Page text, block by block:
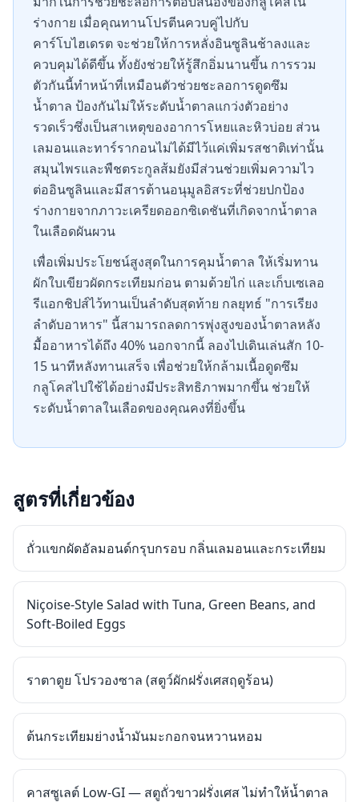
ร่างกาย เมื่อคุณทานโปรตีนควบคู่ไปกับ
คาร์โบไฮเดรต จะช่วยให้การหลั่งอินซูลินช้าลงและ
ควบคุมได้ดีขึ้น ทั้งยังช่วยให้รู้สึกอิ่มนานขึ้น การรวม
ตัวกันนี้ทำหน้าที่เหมือนตัวช่วยชะลอการดูดซึม
น้ำตาล ป้องกันไม่ให้ระดับน้ำตาลแกว่งตัวอย่าง
รวดเร็วซึ่งเป็นสาเหตุของอาการโหยและหิวบ่อย ส่วน
เลมอนและทาร์รากอนไม่ได้มีไว้แค่เพิ่มรสชาติเท่านั้น
สมุนไพรและพืชตระกูลส้มยังมีส่วนช่วยเพิ่มความไว
ต่ออินซูลินและมีสารต้านอนุมูลอิสระที่ช่วยปกป้อง
ร่างกายจากภาวะเครียดออกซิเดชันที่เกิดจากน้ำตาล
ในเลือดผันผวน
เพื่อเพิ่มประโยชน์สูงสุดในการคุมน้ำตาล ให้เริ่มทาน
ผักใบเขียวผัดกระเทียมก่อน ตามด้วยไก่ และเก็บเซเลอ
รีแอกชิปส์ไว้ทานเป็นลำดับสุดท้าย กลยุทธ์ "การเรียง
ลำดับอาหาร" นี้สามารถลดการพุ่งสูงของน้ำตาลหลัง
มื้ออาหารได้ถึง 40% นอกจากนี้ ลองไปเดินเล่นสัก 10-
15 นาทีหลังทานเสร็จ เพื่อช่วยให้กล้ามเนื้อดูดซึม
กลูโคสไปใช้ได้อย่างมีประสิทธิภาพมากขึ้น ช่วยให้
ระดับน้ำตาลในเลือดของคุณคงที่ยิ่งขึ้น
สูตรที่เกี่ยวข้อง
ถั่วแขกผัดอัลมอนด์กรุบกรอบ กลิ่นเลมอนและกระเทียม
Niçoise-Style Salad with Tuna, Green Beans, and
Soft-Boiled Eggs
ราตาตูย โปรวองซาล (สตูว์ผักฝรั่งเศสฤดูร้อน)
ต้นกระเทียมย่างน้ำมันมะกอกจนหวานหอม
คาสซูเลต์ Low-GI — สตูถั่วขาวฝรั่งเศส ไม่ทำให้น้ำตาล